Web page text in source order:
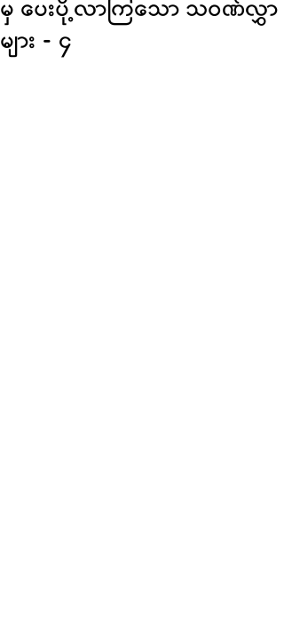
မှ ပေးပို့လာကြသော သဝဏ်လွှာ
များ - ၄